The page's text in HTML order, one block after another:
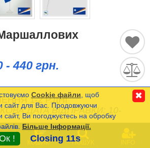
(штатів)
(0)
(FAQ)
0
КОШИК ПОШУК INFO
- 440 грн.
1-2 Р.ДНІ
ДАТА ВІДПРАВКИ: 10-
Cookie файли , щоб
сайт для Вас. Продовжуючи
сайт, Ви погоджуєтесь на обробку
Більше Інформації.
! Closing 11s
✖